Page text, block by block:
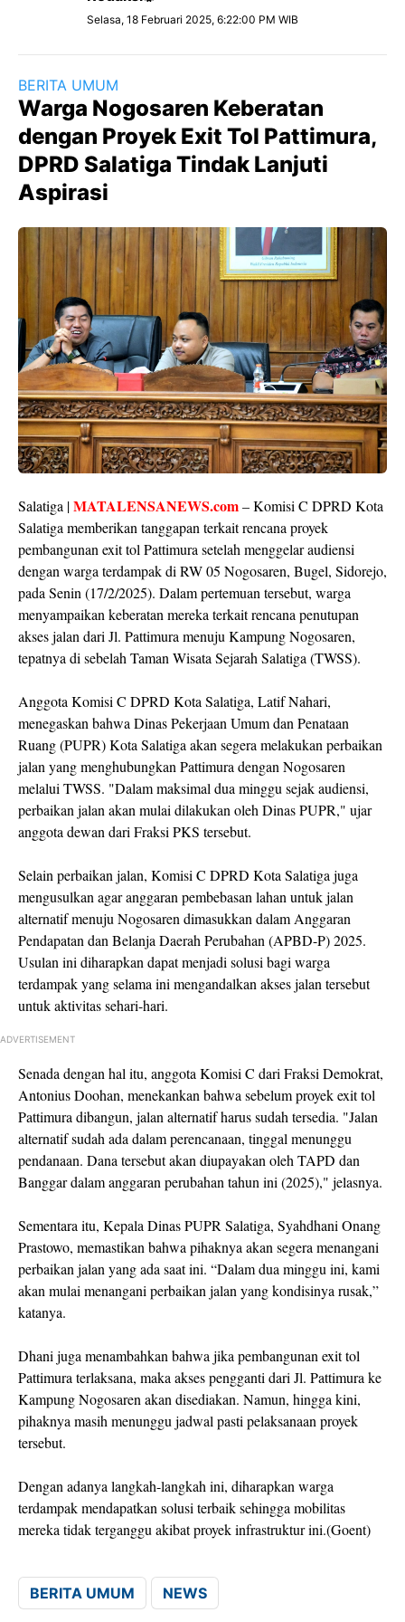
Selasa, 18 Februari 2025, 6:22:00 PM WIB
BERITA UMUM
Warga Nogosaren Keberatan
dengan Proyek Exit Tol Pattimura,
DPRD Salatiga Tindak Lanjuti
Aspirasi
Salatiga |MATALENSANEWS.com– Komisi C DPRD Kota
Salatiga memberikan tanggapan terkait rencana proyek
pembangunan exit tol Pattimura setelah menggelar audiensi
dengan warga terdampak di RW 05 Nogosaren, Bugel, Sidorejo,
pada Senin (17/2/2025). Dalam pertemuan tersebut, warga
menyampaikan keberatan mereka terkait rencana penutupan
akses jalan dari Jl. Pattimura menuju Kampung Nogosaren,
tepatnya di sebelah Taman Wisata Sejarah Salatiga (TWSS).
Anggota Komisi C DPRD Kota Salatiga, Latif Nahari,
menegaskan bahwa Dinas Pekerjaan Umum dan Penataan
Ruang (PUPR) Kota Salatiga akan segera melakukan perbaikan
jalan yang menghubungkan Pattimura dengan Nogosaren
melalui TWSS. "Dalam maksimal dua minggu sejak audiensi,
perbaikan jalan akan mulai dilakukan oleh Dinas PUPR," ujar
anggota dewan dari Fraksi PKS tersebut.
Selain perbaikan jalan, Komisi C DPRD Kota Salatiga juga
mengusulkan agar anggaran pembebasan lahan untuk jalan
alternatif menuju Nogosaren dimasukkan dalam Anggaran
Pendapatan dan Belanja Daerah Perubahan (APBD-P) 2025.
Usulan ini diharapkan dapat menjadi solusi bagi warga
terdampak yang selama ini mengandalkan akses jalan tersebut
untuk aktivitas sehari-hari.
ADVERTISEMENT
Senada dengan hal itu, anggota Komisi C dari Fraksi Demokrat,
Antonius Doohan, menekankan bahwa sebelum proyek exit tol
Pattimura dibangun, jalan alternatif harus sudah tersedia. "Jalan
alternatif sudah ada dalam perencanaan, tinggal menunggu
pendanaan. Dana tersebut akan diupayakan oleh TAPD dan
Banggar dalam anggaran perubahan tahun ini (2025)," jelasnya.
Sementara itu, Kepala Dinas PUPR Salatiga, Syahdhani Onang
Prastowo, memastikan bahwa pihaknya akan segera menangani
perbaikan jalan yang ada saat ini. “Dalam dua minggu ini, kami
akan mulai menangani perbaikan jalan yang kondisinya rusak,”
katanya.
Dhani juga menambahkan bahwa jika pembangunan exit tol
Pattimura terlaksana, maka akses pengganti dari Jl. Pattimura ke
Kampung Nogosaren akan disediakan. Namun, hingga kini,
pihaknya masih menunggu jadwal pasti pelaksanaan proyek
tersebut.
Dengan adanya langkah-langkah ini, diharapkan warga
terdampak mendapatkan solusi terbaik sehingga mobilitas
mereka tidak terganggu akibat proyek infrastruktur ini.(Goent)
BERITA UMUM NEWS